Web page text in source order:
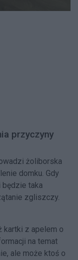
przyczyny
żoliborska
domku. Gdy
taka
zgliszczy.
kartki z apelem o
na temat
ale może ktoś o